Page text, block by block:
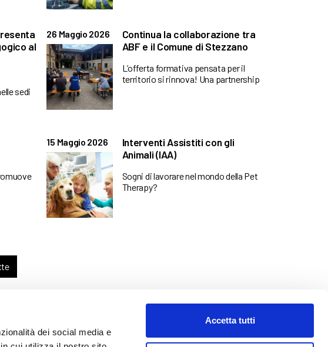
dei social media e
Accetta tutti
al
sedi
26 Maggio 2026
Continua la collaborazione tra
ABF e il Comune di Stezzano
L’offerta formativa pensata per il
territorio si rinnova! Una partnership
15 Maggio 2026
Interventi Assistiti con gli
Animali (IAA)
Sogni di lavorare nel mondo della Pet
Therapy?